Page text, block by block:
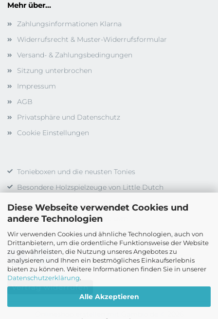
Diese Webseite verwendet Cookies und
andere Technologien
Wir verwenden Cookies und ähnliche Technologien, auch von
Drittanbietern, um die ordentliche Funktionsweise der Website
zu gewährleisten, die Nutzung unseres Angebotes zu
analysieren und Ihnen ein bestmögliches Einkaufserlebnis
bieten zu können. Weitere Informationen finden Sie in unserer
Datenschutzerklärung.
Alle Akzeptieren
Mehr über...
Zahlungsinformationen Klarna
Widerrufsrecht & Muster-Widerrufsformular
Versand- & Zahlungsbedingungen
Sitzung unterbrochen
Impressum
AGB
Privatsphäre und Datenschutz
Cookie Einstellungen
Tonieboxen und die neusten Tonies
Besondere Holzspielzeuge von Little Dutch
Gesellschaftsspiele vieler Hersteller
Duplo, LEGO, LEGO Technic uvm.
Vertrag widerrufen